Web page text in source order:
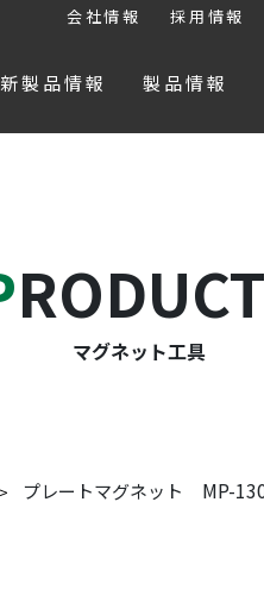
会社情報 採用情報
新製品情報 製品情報
マグネット工具
プレートマグネット MP-